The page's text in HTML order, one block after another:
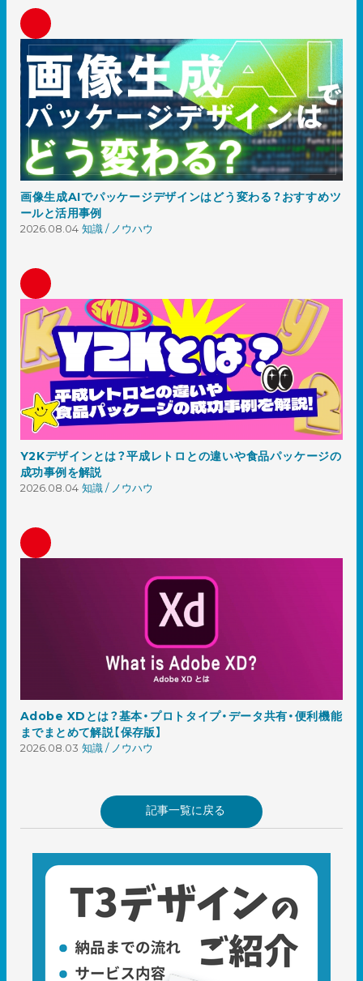
画像生成AIでパッケージデザインはどう変わる？おすすめツ
ールと活用事例
2026.08.04 知識 / ノウハウ
Y2Kデザインとは？平成レトロとの違いや食品パッケージの
成功事例を解説
2026.08.04 知識 / ノウハウ
Adobe XDとは？基本・プロトタイプ・データ共有・便利機能
までまとめて解説【保存版】
2026.08.03 知識 / ノウハウ
記事一覧に戻る